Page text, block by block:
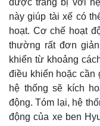
được trang bị với
này giúp tài xế có
hoạt. Cơ chế hoạt
thường rất đơn
khiển từ khoảng
điều khiển hoặc cần
hệ thống sẽ kích
động. Tóm lại, hệ
động của xe ben